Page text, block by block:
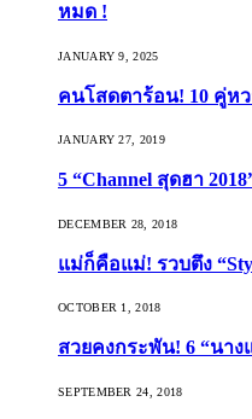
หมด !
JANUARY 9, 2025
คนโสดตาร้อน! 10 คู่ห
JANUARY 27, 2019
5 “Channel สุดฮา
DECEMBER 28, 2018
แม่ก็คือแม่! รวบตึง
OCTOBER 1, 2018
สวยคงกระพัน! 6 “นาง
SEPTEMBER 24, 2018